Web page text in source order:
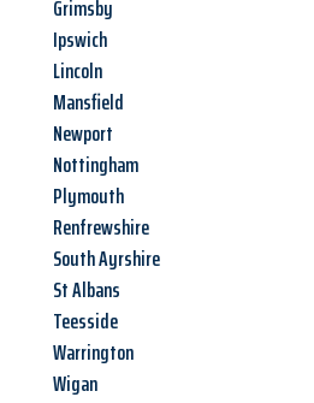
Grimsby
Ipswich
Lincoln
Mansfield
Newport
Nottingham
Plymouth
Renfrewshire
South Ayrshire
St Albans
Teesside
Warrington
Wigan